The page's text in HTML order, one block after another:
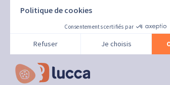
Politique de cookies
Consentements certifiés par
Refuser Je choisis
Notre plateforme vous permet d'adapter et